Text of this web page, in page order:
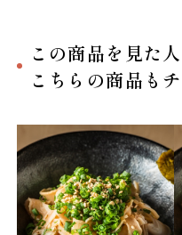
この商品を見た人
こちらの商品も